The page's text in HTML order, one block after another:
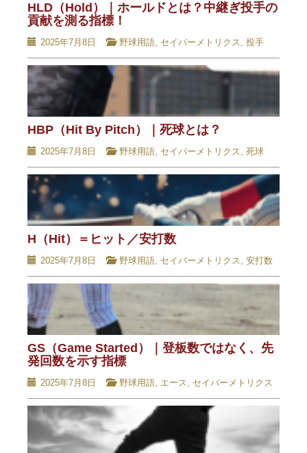
HLD（Hold）｜ホールドとは？中継ぎ投手の
貢献を測る指標！
2025年7月8日 野球用語, セイバーメトリクス, 投手
HBP（Hit By Pitch）｜死球とは？
2025年7月8日 野球用語, セイバーメトリクス, 死球
H（Hit）＝ヒット／安打数
2025年7月8日 野球用語, セイバーメトリクス, 安打数
GS（Game Started）｜登板数ではなく、先
発回数を示す指標
2025年7月8日 野球用語, エース, セイバーメトリクス